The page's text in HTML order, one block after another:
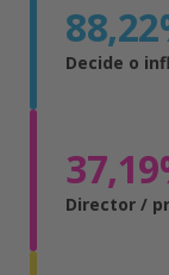
Decide o
88
Director /
37